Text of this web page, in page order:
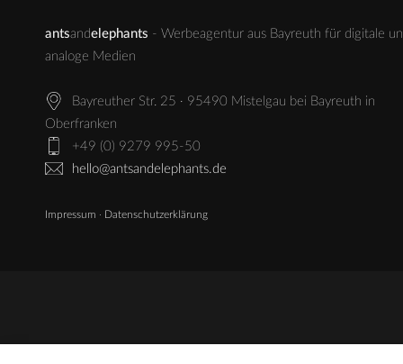
antsandelephants - Werbeagentur aus Bayreuth für digitale
analoge Medien
Bayreuther Str. 25 · 95490 Mistelgau bei Bayreuth in
Oberfranken
+49 (0) 9279 995-50
hello@antsandelephants.de
Impressum · Datenschutzerklärung